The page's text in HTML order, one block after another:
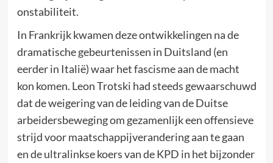
onstabiliteit.
In Frankrijk kwamen deze ontwikkelingen na de
dramatische gebeurtenissen in Duitsland (en
eerder in Italië) waar het fascisme aan de macht
kon komen. Leon Trotski had steeds gewaarschuwd
dat de weigering van de leiding van de Duitse
arbeidersbeweging om gezamenlijk een offensieve
strijd voor maatschappijverandering aan te gaan
en de ultralinkse koers van de KPD in het bijzonder